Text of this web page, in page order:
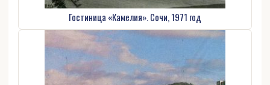
Гостиница «Камелия». Сочи, 1971 год